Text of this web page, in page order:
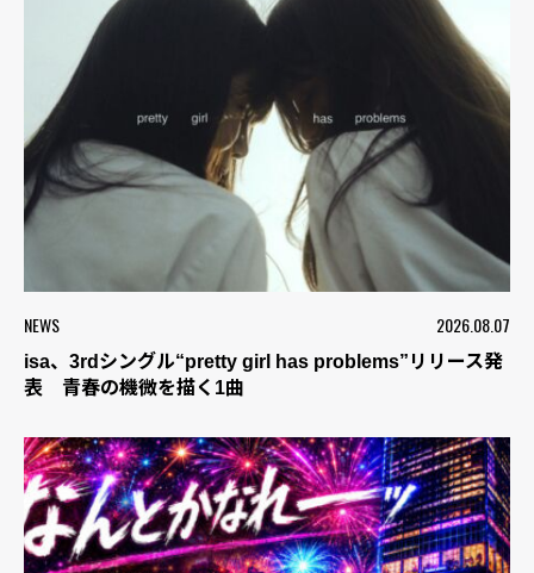
NEWS 2026.08.07
isa、3rdシングル“pretty girl has problems”リリース発
表 青春の機微を描く1曲